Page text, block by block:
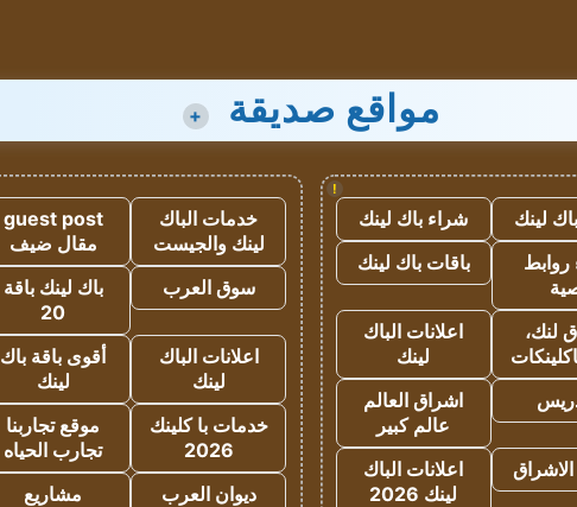
مواقع صديقة +
!
لينك
شراء باك لينك
روابط
باقات باك لينك
لنك،
اعلانات الباك
لينك
اشراق العالم
عالم كبير
اعلانات الباك
لينك 2026
خدمات الباك
لينك والجيست
guest post
مقال ضيف
سوق العرب
باك لينك باقة
20
اعلانات الباك
لينك
أقوى باقة باك
لينك
خدمات با كلينك
2026
موقع تجاربنا
تجارب الحياه
ديوان العرب
مشاريع